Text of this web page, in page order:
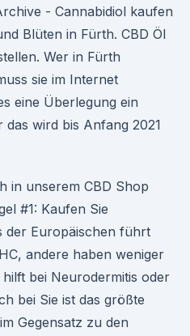
- Cannabidiol kaufen
Blüten in Fürth. CBD Öl
Wer in Fürth
sie im Internet
eine Überlegung ein
wird bis Anfang 2021
in unserem CBD Shop
#1: Kaufen Sie
der Europäischen führt
andere haben weniger
bei Neurodermitis oder
bei Sie ist das größte
Gegensatz zu den